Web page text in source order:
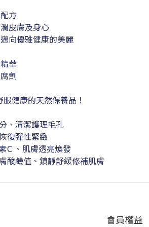
方
皮膚及身心
向優雅健康的美麗
華
劑
健康的天然保養品！
、清潔護理毛孔
復彈性緊緻
C 、肌膚透亮煥發
酸鹼值、鎮靜舒緩修補肌膚
會員權益